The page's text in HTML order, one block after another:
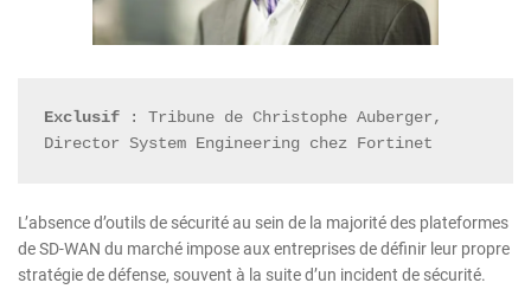
Exclusif : Tribune de Christophe Auberger,
Director System Engineering chez Fortinet
L’absence d’outils de sécurité au sein de la majorité des plateformes
de SD-WAN du marché impose aux entreprises de définir leur propre
stratégie de défense, souvent à la suite d’un incident de sécurité.